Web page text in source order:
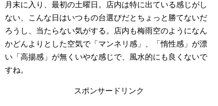
月末に入り、最初の土曜日。店内は特に出ている感じがし
ない、こんな日はいつもの台選びだとちょっと勝てないだ
ろうし、当たらない気がする。店内も梅雨空のようになん
かどんよりとした空気で「マンネリ感」、「惰性感」が漂
い「高揚感」が無くいやな感じで、風水的にも良くないで
すね。
スポンサードリンク